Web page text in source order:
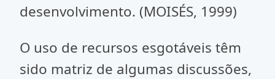
desenvolvimento. (MOISÉS, 1999)
O uso de recursos esgotáveis têm
sido matriz de algumas discussões,